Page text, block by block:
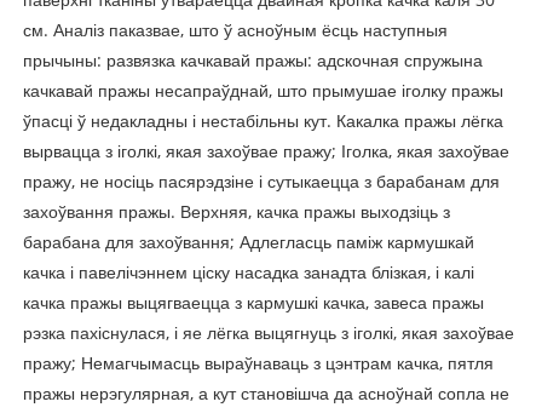
см. Аналіз паказвае, што ў асноўным ёсць наступныя
прычыны: развязка качкавай пражы: адскочная спружына
качкавай пражы несапраўднай, што прымушае іголку пражы
ўпасці ў недакладны і нестабільны кут. Какалка пражы лёгка
вырвацца з іголкі, якая захоўвае пражу; Іголка, якая захоўвае
пражу, не носіць пасярэдзіне і сутыкаецца з барабанам для
захоўвання пражы. Верхняя, качка пражы выходзіць з
барабана для захоўвання; Адлегласць паміж кармушкай
качка і павелічэннем ціску насадка занадта блізкая, і калі
качка пражы выцягваецца з кармушкі качка, завеса пражы
рэзка пахіснулася, і яе лёгка выцягнуць з іголкі, якая захоўвае
пражу; Немагчымасць выраўнаваць з цэнтрам качка, пятля
пражы нерэгулярная, а кут становішча да асноўнай сопла не